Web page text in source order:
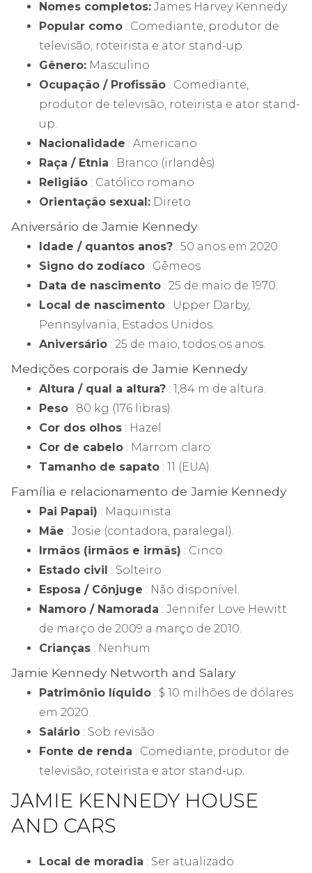
Nomes completos: James Harvey Kennedy.
Popular como : Comediante, produtor de
televisão, roteirista e ator stand-up.
Gênero: Masculino
Ocupação / Profissão : Comediante,
produtor de televisão, roteirista e ator stand-
up.
Nacionalidade : Americano
Raça / Etnia : Branco (irlandês)
Religião : Católico romano
Orientação sexual: Direto
Aniversário de Jamie Kennedy
Idade / quantos anos? : 50 anos em 2020.
Signo do zodíaco : Gêmeos
Data de nascimento : 25 de maio de 1970.
Local de nascimento : Upper Darby,
Pennsylvania, Estados Unidos.
Aniversário : 25 de maio, todos os anos.
Medições corporais de Jamie Kennedy
Altura / qual a altura? : 1,84 m de altura.
Peso : 80 kg (176 libras).
Cor dos olhos : Hazel
Cor de cabelo : Marrom claro
Tamanho de sapato : 11 (EUA).
Família e relacionamento de Jamie Kennedy
Pai Papai) : Maquinista
Mãe : Josie (contadora, paralegal).
Irmãos (irmãos e irmãs) : Cinco.
Estado civil : Solteiro
Esposa / Cônjuge : Não disponível.
Namoro / Namorada : Jennifer Love Hewitt
de março de 2009 a março de 2010.
Crianças : Nenhum
Jamie Kennedy Networth and Salary
Patrimônio líquido : $ 10 milhões de dólares
em 2020.
Salário : Sob revisão
Fonte de renda : Comediante, produtor de
televisão, roteirista e ator stand-up.
JAMIE KENNEDY HOUSE
AND CARS
Local de moradia : Ser atualizado